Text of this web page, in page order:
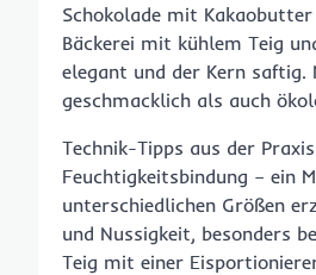
Schokolade mit
Bäckerei mit kühlem Teig
elegant und der Kern
geschmacklich als auch
Technik-Tipps aus der
Feuchtigkeitsbindung – ein
unterschiedlichen Größen
und Nussigkeit, besonders
Teig mit einer